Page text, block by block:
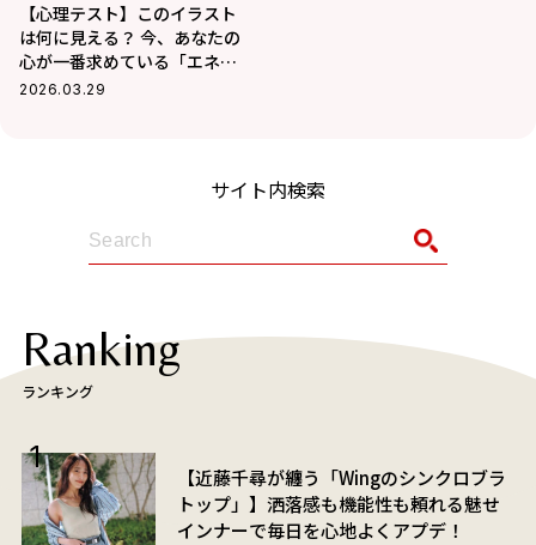
【心理テスト】このイラスト
は何に見える？ 今、あなたの
心が一番求めている「エネル
ギーチャージ法」がわかる！
2026.03.29
サイト内検索
Ranking
ランキング
【近藤千尋が纏う「Wingのシンクロブラ
トップ」】洒落感も機能性も頼れる魅せ
インナーで毎日を心地よくアプデ！